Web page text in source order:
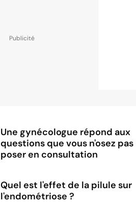
Une gynécologue répond aux
questions que vous n'osez pas
poser en consultation
Quel est l'effet de la pilule sur
l'endométriose ?